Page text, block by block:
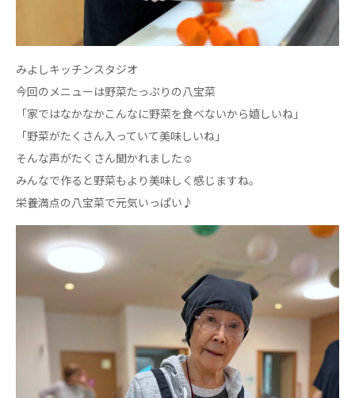
医療法人社団 美翔会
聖心美容クリニック
S-Labo（渋谷院）
医療法人社団 デンタルケアコミュニティ
フォレストデンタルクリニック
医療法人 共生会
松園病院介護医療院
松園第二病院
複合ケアセンターまつぞの
医療法人社団 鴻愛会
こうのす共生病院
OKP with Life クリニック
こうのすナーシングホーム共生園
あげお共生の家
医療法人 京都翔医会
西京都病院
西京都クリニック
みよしキッチンスタジオ
今回のメニューは野菜たっぷりの八宝菜
「家ではなかなかこんなに野菜を食べないから嬉しいね」
「野菜がたくさん入っていて美味しいね」
そんな声がたくさん聞かれました☺
みんなで作ると野菜もより美味しく感じますね。
栄養満点の八宝菜で元気いっぱい♪